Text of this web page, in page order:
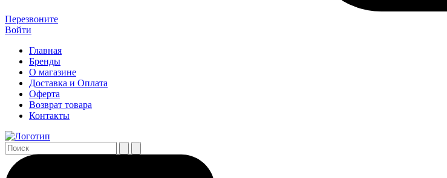
Перезвоните
Войти
Главная
Бренды
О магазине
Доставка и Оплата
Оферта
Возврат товара
Контакты